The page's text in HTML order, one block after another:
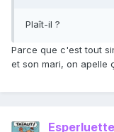
Plaît-il ?
Parce que c'est tout
et son mari, on apelle
Esperluette